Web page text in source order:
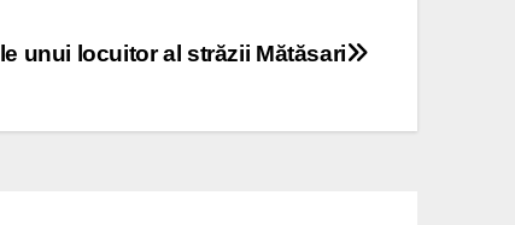
unui locuitor al străzii Mătăsari